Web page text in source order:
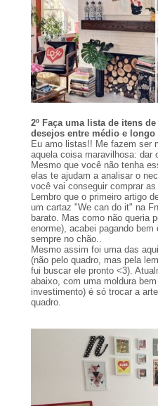
2º Faça uma lista de itens
desejos entre médio e longo
Eu amo listas!! Me fazem ser
aquela coisa maravilhosa: dar
Mesmo que você não tenha
elas te ajudam a analisar o
você vai conseguir comprar
Lembro que o primeiro artigo
um cartaz "We can do it" na
barato. Mas como não queria
enorme), acabei pagando
sempre no chão..
Mesmo assim foi uma das
(não pelo quadro, mas pela
fui buscar ele pronto <3).
abaixo, com uma moldura
investimento) é só trocar a
quadro.